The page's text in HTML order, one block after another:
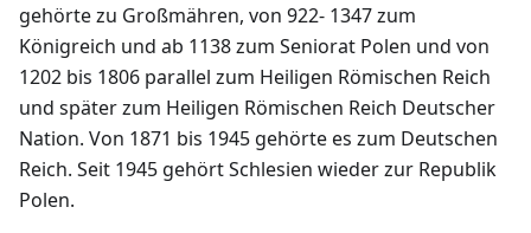
gehörte zu Großmähren, von 922- 1347 zum
Königreich und ab 1138 zum Seniorat Polen und von
1202 bis 1806 parallel zum Heiligen Römischen Reich
und später zum Heiligen Römischen Reich Deutscher
Nation. Von 1871 bis 1945 gehörte es zum Deutschen
Reich. Seit 1945 gehört Schlesien wieder zur Republik
Polen.